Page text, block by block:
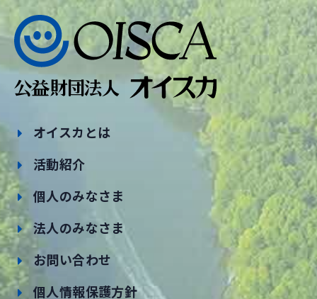
オイスカとは
活動紹介
個人のみなさま
法人のみなさま
お問い合わせ
個人情報保護方針